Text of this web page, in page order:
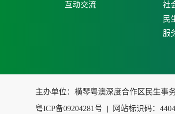
互动交流
社
民
服
主办单位：横琴粤澳深度合作区民生事
粤ICP备09204281号
| 网站标识码：